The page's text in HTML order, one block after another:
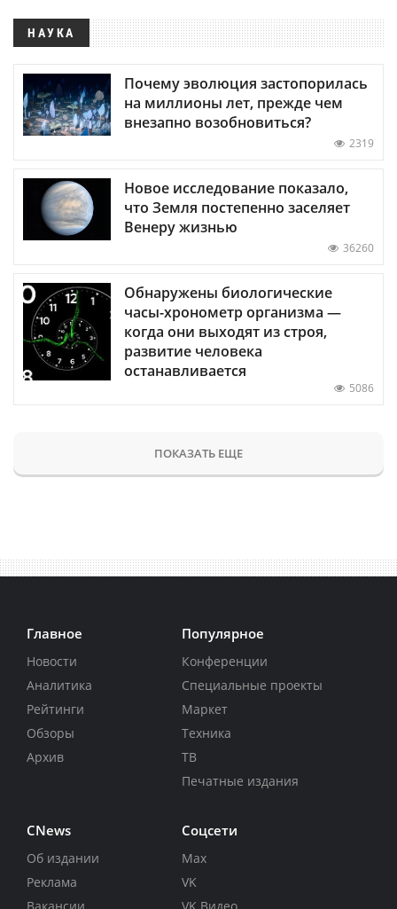
НАУКА
Почему эволюция застопорилась
на миллионы лет, прежде чем
внезапно возобновиться?
2319
Новое исследование показало,
что Земля постепенно заселяет
Венеру жизнью
36260
Обнаружены биологические
часы-хронометр организма —
когда они выходят из строя,
развитие человека
останавливается
5086
ПОКАЗАТЬ ЕЩЕ
Главное
Новости
Аналитика
Рейтинги
Обзоры
Архив
Популярное
Конференции
Специальные проекты
Маркет
Техника
ТВ
Печатные издания
CNews
Об издании
Реклама
Соцсети
Max
VK